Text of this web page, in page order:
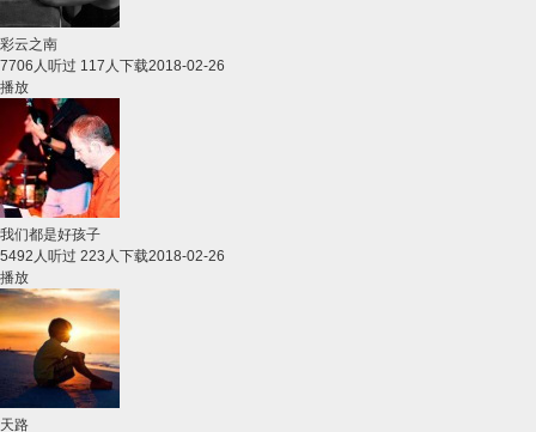
彩云之南
7706人听过 117人下载2018-02-26
播放
我们都是好孩子
5492人听过 223人下载2018-02-26
播放
天路